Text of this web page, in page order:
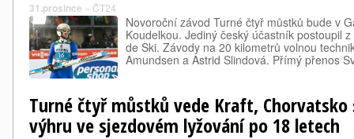
31.prosince » ČT24
Novoroční závod Turné čtyř můstků bude v
Koudelkou. Jediný český účastník postoupil
de Ski. Závody na 20 kilometrů volnou
Amundsen a Astrid Slindová. Přímý přenos
Turné čtyř můstků vede Kraft, Chorvatsko
výhru ve sjezdovém lyžování po 18 letech